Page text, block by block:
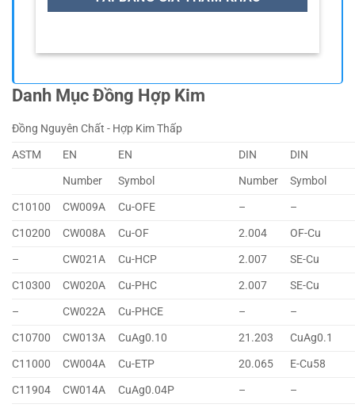
Danh Mục Đồng Hợp Kim
Đồng Nguyên Chất - Hợp Kim Thấp
ASTM
EN EN DIN
DIN
Number
Symbol Number
Symbol
C10100
CW009A Cu-OFE –
–
C10200
CW008A Cu-OF 2.004
OF-Cu
–
CW021A Cu-HCP 2.007
SE-Cu
C10300
CW020A Cu-PHC 2.007
SE-Cu
–
CW022A Cu-PHCE –
–
C10700
CW013A CuAg0.10 21.203
CuAg0.1
C11000
CW004A Cu-ETP 20.065
E-Cu58
C11904
CW014A CuAg0.04P –
–